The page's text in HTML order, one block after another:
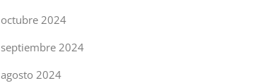
octubre 2024
septiembre 2024
agosto 2024